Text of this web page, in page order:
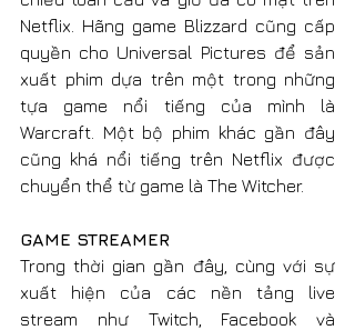
Netflix. Hãng game Blizzard cũng cấp
quyền cho Universal Pictures để sản
xuất phim dựa trên một trong những
tựa game nổi tiếng của mình là
Warcraft. Một bộ phim khác gần đây
cũng khá nổi tiếng trên Netflix được
chuyển thể từ game là The Witcher.
GAME STREAMER
Trong thời gian gần đây, cùng với sự
xuất hiện của các nền tảng live
stream như Twitch, Facebook và